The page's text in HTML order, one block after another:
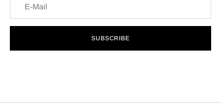
SUBSCRIBE